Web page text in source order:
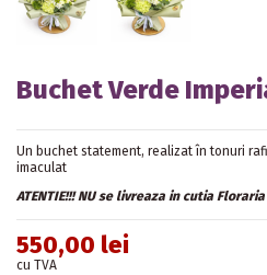
Buchet Verde
Un buchet statement, realizat în tonuri
imaculat
ATENTIE!!! NU se livreaza in cutia
550,00 lei
cu TVA